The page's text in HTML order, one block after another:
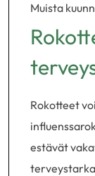
Muista
Rokotteet
estävät